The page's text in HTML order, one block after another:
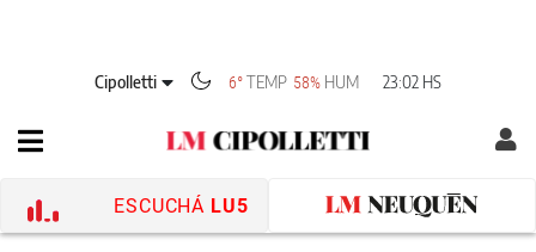
Cipolletti 6° TEMP 58% HUM 23:02 HS
ESCUCHÁ LU5